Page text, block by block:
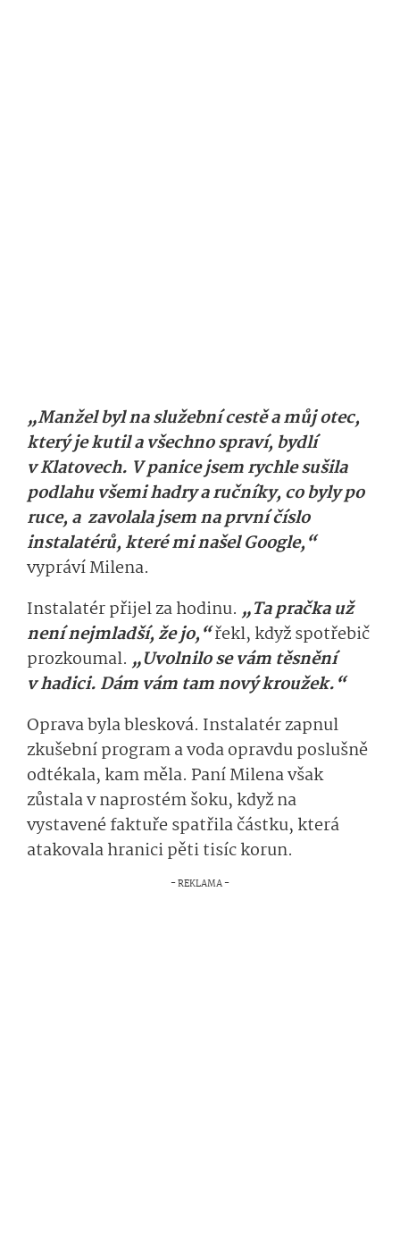
„Manžel byl na služební cestě a můj otec,
který je kutil a všechno spraví, bydlí
v Klatovech. V panice jsem rychle sušila
podlahu všemi hadry a ručníky, co byly po
ruce, a zavolala jsem na první číslo
instalatérů, které mi našel Google,“
vypráví Milena.
Instalatér přijel za hodinu. „Ta pračka už
není nejmladší, že jo,“řekl, když spotřebič
prozkoumal. „Uvolnilo se vám těsnění
v hadici. Dám vám tam nový kroužek.“
Oprava byla blesková. Instalatér zapnul
zkušební program a voda opravdu poslušně
odtékala, kam měla. Paní Milena však
zůstala v naprostém šoku, když na
vystavené faktuře spatřila částku, která
atakovala hranici pěti tisíc korun.